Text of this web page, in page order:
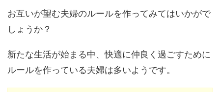
お互いが望む夫婦のルールを作ってみてはいかがで
しょうか？
新たな生活が始まる中、快適に仲良く過ごすために
ルールを作っている夫婦は多いようです。